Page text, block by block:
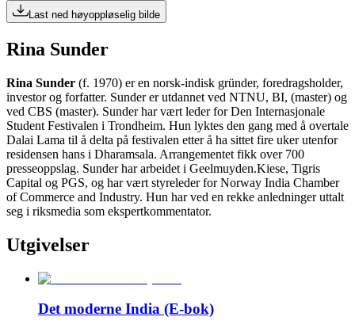
Last ned høyoppløselig bilde
Rina Sunder
Rina Sunder (f. 1970) er en norsk-indisk gründer, foredragsholder,
investor og forfatter. Sunder er utdannet ved NTNU, BI, (master) og
ved CBS (master). Sunder har vært leder for Den Internasjonale
Student Festivalen i Trondheim. Hun lyktes den gang med å overtale
Dalai Lama til å delta på festivalen etter å ha sittet fire uker utenfor
residensen hans i Dharamsala. Arrangementet fikk over 700
presseoppslag. Sunder har arbeidet i Geelmuyden.Kiese, Tigris
Capital og PGS, og har vært styreleder for Norway India Chamber
of Commerce and Industry. Hun har ved en rekke anledninger uttalt
seg i riksmedia som ekspertkommentator.
Utgivelser
Det moderne India (E-bok)